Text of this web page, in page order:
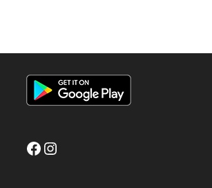
FacebookInstagram